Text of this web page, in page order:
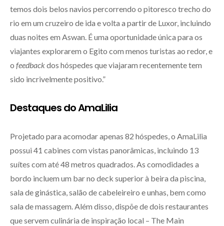
temos dois belos navios percorrendo o pitoresco trecho do
rio em um cruzeiro de ida e volta a partir de Luxor, incluindo
duas noites em Aswan. É uma oportunidade única para os
viajantes explorarem o Egito com menos turistas ao redor, e
o feedbackdos hóspedes que viajaram recentemente tem
sido incrivelmente positivo.”
Destaques do AmaLilia
Projetado para acomodar apenas 82 hóspedes, o AmaLilia
possui 41 cabines com vistas panorâmicas, incluindo 13
suítes com até 48 metros quadrados. As comodidades a
bordo incluem um bar no deck superior à beira da piscina,
sala de ginástica, salão de cabeleireiro e unhas, bem como
sala de massagem. Além disso, dispõe de dois restaurantes
que servem culinária de inspiração local – The Main